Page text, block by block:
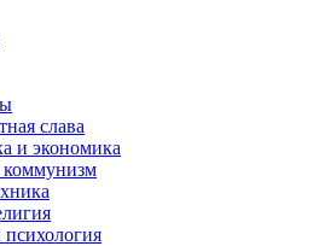
слава
и экономика